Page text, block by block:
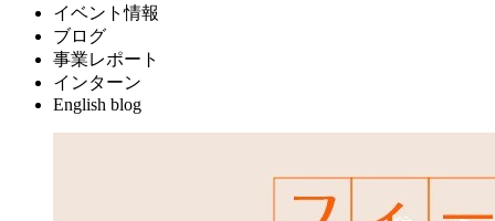
イベント情報
ブログ
事業レポート
インターン
English blog